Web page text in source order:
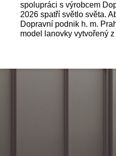
spolupráci s výrobcem
2026 spatří světlo světa.
Dopravní podnik h. m.
model lanovky vytvořený